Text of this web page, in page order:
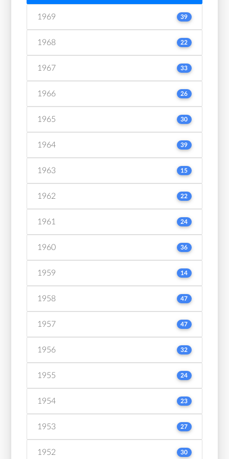
1969 39
1968 22
1967 33
1966 26
1965 30
1964 39
1963 15
1962 22
1961 24
1960 36
1959 14
1958 47
1957 47
1956 32
1955 24
1954 23
1953 27
1952 30